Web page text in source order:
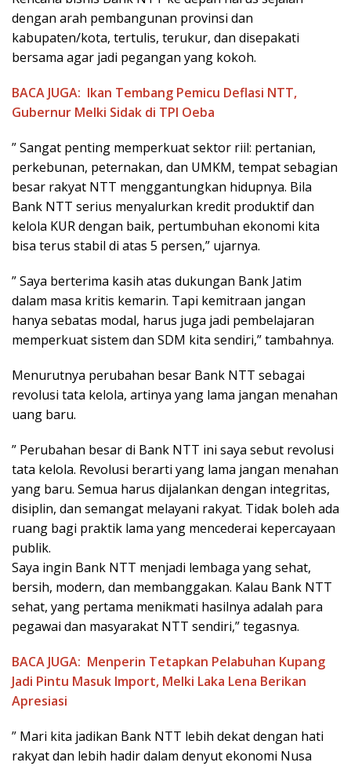
dengan arah pembangunan provinsi dan
kabupaten/kota, tertulis, terukur, dan disepakati
bersama agar jadi pegangan yang kokoh.
BACA JUGA: Ikan Tembang Pemicu Deflasi NTT,
Gubernur Melki Sidak di TPI Oeba
” Sangat penting memperkuat sektor riil: pertanian,
perkebunan, peternakan, dan UMKM, tempat sebagian
besar rakyat NTT menggantungkan hidupnya. Bila
Bank NTT serius menyalurkan kredit produktif dan
kelola KUR dengan baik, pertumbuhan ekonomi kita
bisa terus stabil di atas 5 persen,” ujarnya.
” Saya berterima kasih atas dukungan Bank Jatim
dalam masa kritis kemarin. Tapi kemitraan jangan
hanya sebatas modal, harus juga jadi pembelajaran
memperkuat sistem dan SDM kita sendiri,” tambahnya.
Menurutnya perubahan besar Bank NTT sebagai
revolusi tata kelola, artinya yang lama jangan menahan
uang baru.
” Perubahan besar di Bank NTT ini saya sebut revolusi
tata kelola. Revolusi berarti yang lama jangan menahan
yang baru. Semua harus dijalankan dengan integritas,
disiplin, dan semangat melayani rakyat. Tidak boleh ada
ruang bagi praktik lama yang mencederai kepercayaan
publik.
Saya ingin Bank NTT menjadi lembaga yang sehat,
bersih, modern, dan membanggakan. Kalau Bank NTT
sehat, yang pertama menikmati hasilnya adalah para
pegawai dan masyarakat NTT sendiri,” tegasnya.
BACA JUGA: Menperin Tetapkan Pelabuhan Kupang
Jadi Pintu Masuk Import, Melki Laka Lena Berikan
Apresiasi
” Mari kita jadikan Bank NTT lebih dekat dengan hati
rakyat dan lebih hadir dalam denyut ekonomi Nusa